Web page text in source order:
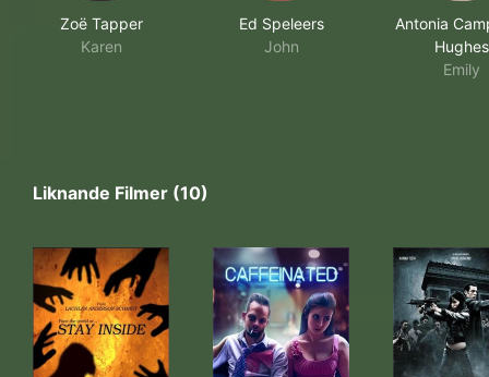
Zoë Tapper
Karen
Ed Speleers
John
Antonia
Hughes
Emily
Liknande Filmer (10)